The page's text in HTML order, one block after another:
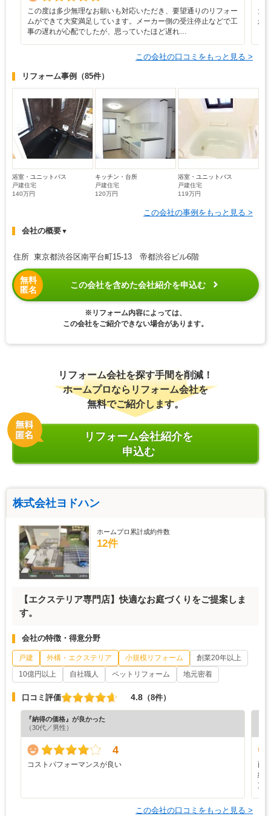
この度は多少無理なお願いも対応いただき、要望通りのリフォー
ムができて大変満足しています。メーカー側の受注停止などで工
事の遅れが心配でしたが、思っていたほど遅れ…
大
か
この会社の口コミをもっと見る >
リフォーム事例 （85件）
浴室・ユニットバス
戸建住宅
140万円
キッチン・台所
戸建住宅
120万円
浴室・ユニットバス
戸建住宅
119万円
この会社の事例をもっと見る >
会社の概要▼
住所 東京都渋谷区南平台町15-13 帝都渋谷ビル6階
無料
匿名
この会社を含めた会社紹介を申込む
※リフォーム内容によっては、
この会社をご紹介できない場合があります。
リフォーム会社を探す手間を削減！
ホームプロならリフォーム会社を
無料でご紹介します。
リフォーム会社紹介を
申込む
株式会社ヨドハン
ホームプロ累計成約件数
12件
【エクステリア専門店】快適なお庭づくりをご提案しま
す。
会社の特徴・得意分野
戸建 外構・エクステリア 小規模リフォーム
創業20年以上
10億円以上
自社職人 ペットリフォーム 地元密着
口コミ評価 4.8 （8件）
『納得の価格』が良かった
（30代／男性）
4
コストパフォーマンスが良い
雨
納
支
この会社の口コミをもっと見る >